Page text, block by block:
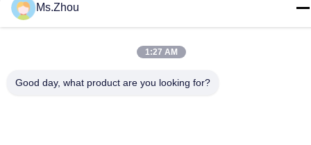
yxhjc@yxhjc.com
Adresse
Ville de Dingshu, ville de Yixing, province de Jiangsu
Ms.Zhou
1:27 AM
Good day, what product are you looking for?